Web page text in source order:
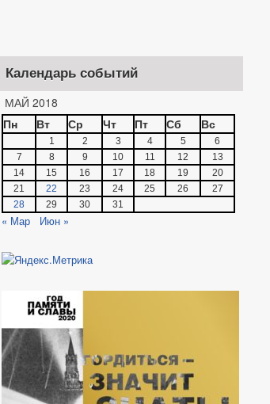
Календарь событий
МАЙ 2018
Пн
Вт Ср Чт Пт Сб Вс
1 2 3 4 5
6
7
8 9 10 11 12
13
14
15 16 17 18 19
20
21
22 23 24 25 26
27
28
29 30 31
« Мар Июн »